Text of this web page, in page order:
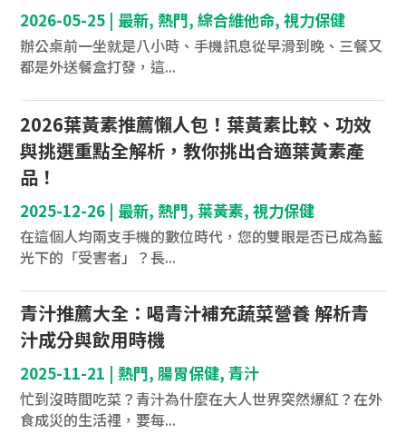
2026-05-25 | 最新, 熱門,綜合維他命,視力保健
辦公桌前一坐就是八小時、手機訊息從早滑到晚、三餐又
都是外送餐盒打發，這...
2026葉黃素推薦懶人包！葉黃素比較、功效
與挑選重點全解析，教你挑出合適葉黃素產
品！
2025-12-26 | 最新, 熱門,葉黃素,視力保健
在這個人均兩支手機的數位時代，您的雙眼是否已成為藍
光下的「受害者」？長...
青汁推薦大全：喝青汁補充蔬菜營養 解析青
汁成分與飲用時機
2025-11-21 | 熱門,腸胃保健,青汁
忙到沒時間吃菜？青汁為什麼在大人世界突然爆紅？在外
食成災的生活裡，要每...